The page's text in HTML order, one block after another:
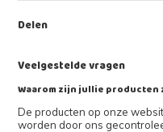
Delen
Veelgestelde vragen
Waarom zijn jullie producten
De producten op onze
worden door ons